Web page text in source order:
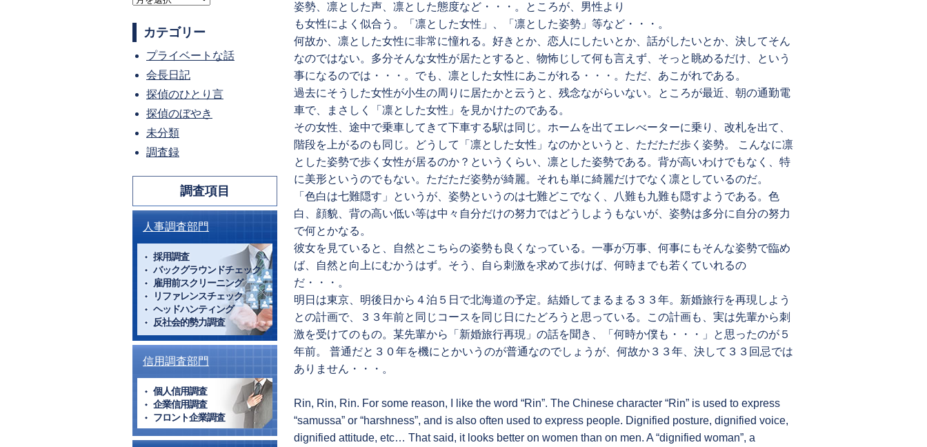
姿勢、凛とした声、凛とした態度など・・・。ところが、男性より
も女性によく似合う。「凛とした女性」、「凛とした姿勢」等など・・・。
何故か、凛とした女性に非常に憧れる。好きとか、恋人にしたいとか、話がしたいとか、決してそん
なのではない。多分そんな女性が居たとすると、物怖じして何も言えず、そっと眺めるだけ、という
事になるのでは・・・。でも、凛とした女性にあこがれる・・・。ただ、あこがれである。
過去にそうした女性が小生の周りに居たかと云うと、残念ながらいない。ところが最近、朝の通勤電
車で、まさしく「凛とした女性」を見かけたのである。
その女性、途中で乗車してきて下車する駅は同じ。ホームを出てエレべーターに乗り、改札を出て、
階段を上がるのも同じ。どうして「凛とした女性」なのかというと、ただただ歩く姿勢。 こんなに凛
とした姿勢で歩く女性が居るのか？というくらい、凛とした姿勢である。背が高いわけでもなく、特
に美形というのでもない。ただただ姿勢が綺麗。それも単に綺麗だけでなく凛としているのだ。
「色白は七難隠す」というが、姿勢というのは七難どこでなく、八難も九難も隠すようである。色
白、顔貌、背の高い低い等は中々自分だけの努力ではどうしようもないが、姿勢は多分に自分の努力
で何とかなる。
彼女を見ていると、自然とこちらの姿勢も良くなっている。一事が万事、何事にもそんな姿勢で臨め
ば、自然と向上にむかうはず。そう、自ら刺激を求めて歩けば、何時までも若くていれるの
だ・・・。
明日は東京、明後日から４泊５日で北海道の予定。結婚してまるまる３３年。新婚旅行を再現しよう
との計画で、３３年前と同じコースを同じ日にたどろうと思っている。この計画も、実は先輩から刺
激を受けてのもの。某先輩から「新婚旅行再現」の話を聞き、「何時か僕も・・・」と思ったのが５
年前。 普通だと３０年を機にとかいうのが普通なのでしょうが、何故か３３年、決して３３回忌では
ありません・・・。
Rin, Rin, Rin. For some reason, I like the word “Rin”. The Chinese character “Rin” is used to express
“samussa” or “harshness”, and is also often used to express people. Dignified posture, dignified voice,
dignified attitude, etc… That said, it looks better on women than on men. A “dignified woman”, a
イ
ブ
カテゴリー
プライベートな話
会長日記
探偵のひとり言
探偵のぼやき
未分類
調査録
調査項目
人事調査部門
採用調査
バックグラウンドチェック
雇用前スクリーニング
リファレンスチェック
ヘッドハンティング
反社会的勢力調査
信用調査部門
個人信用調査
企業信用調査
フロント企業調査